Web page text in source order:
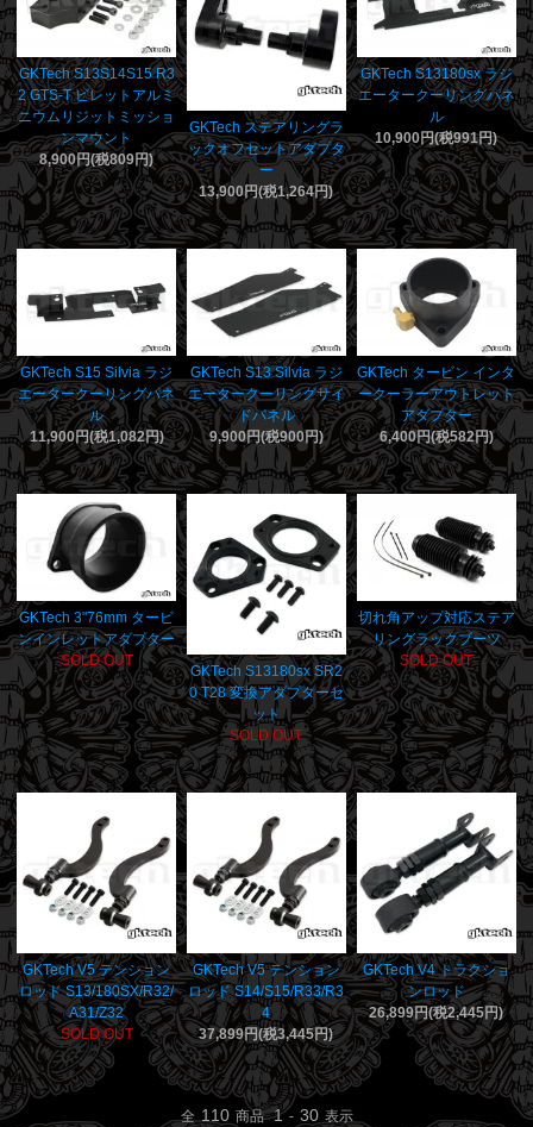
GKTech S13S14S15 R3
2 GTS-T ビレットアルミ
ニウムリジットミッショ
ンマウント
8,900円(税809円)
GKTech ステアリングラ
ックオフセットアダプタ
ー
13,900円(税1,264円)
GKTech S13180sx ラジ
エータークーリングパネ
ル
10,900円(税991円)
GKTech S15 Silvia ラジ
エータークーリングパネ
ル
11,900円(税1,082円)
GKTech S13 Silvia ラジ
エータークーリングサイ
ドパネル
9,900円(税900円)
GKTech タービン インタ
ークーラーアウトレット
アダプター
6,400円(税582円)
GKTech 3"76mm タービ
ンインレットアダプター
SOLD OUT
GKTech S13180sx SR2
0 T28 変換アダプターセ
ット
SOLD OUT
切れ角アップ対応ステア
リングラックブーツ
SOLD OUT
GKTech V5 テンション
ロッド S13/180SX/R32/
A31/Z32
SOLD OUT
GKTech V5 テンション
ロッド S14/S15/R33/R3
4
37,899円(税3,445円)
GKTech V4 トラクショ
ンロッド
26,899円(税2,445円)
全 110 商品 1 - 30 表示